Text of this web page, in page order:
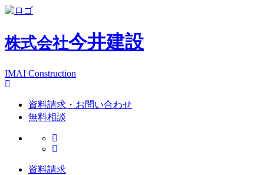
株式会社今井建設
IMAI Construction
資料請求・お問い合わせ
無料相談
資料請求